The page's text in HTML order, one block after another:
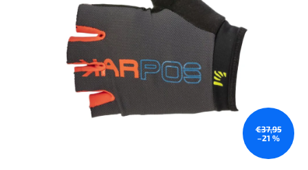
€37,95
–21 %